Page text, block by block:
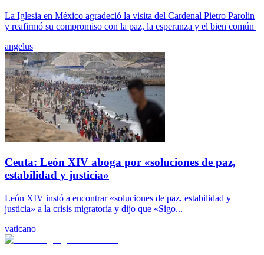
La Iglesia en México agradeció la visita del Cardenal Pietro Parolin
y reafirmó su compromiso con la paz, la esperanza y el bien común
angelus
Ceuta: León XIV aboga por «soluciones de paz,
estabilidad y justicia»
León XIV instó a encontrar «soluciones de paz, estabilidad y
justicia» a la crisis migratoria y dijo que «Sigo...
vaticano